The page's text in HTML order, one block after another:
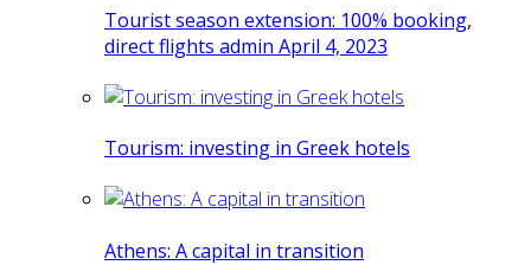
Tourist season extension: 100% booking,
direct flights admin April 4, 2023
Tourism: investing in Greek hotels
Athens: A capital in transition